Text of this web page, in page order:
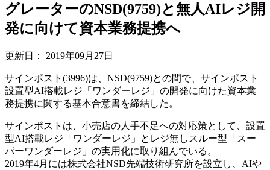
グレーターのNSD(9759)と無人AIレジ開
発に向けて資本業務提携へ
更新日： 2019年09月27日
サインポスト(3996)は、NSD(9759)との間で、サインポスト
設置型AI搭載レジ「ワンダーレジ」の開発に向けた資本業
務提携に関する基本合意書を締結した。
サインポストは、小売店の人手不足への対応策として、設置
型AI搭載レジ「ワンダーレジ」とレジ無しスルー型「スー
パーワンダーレジ」の実用化に取り組んでいる。
2019年4月には株式会社NSD先端技術研究所を設立し、AIや